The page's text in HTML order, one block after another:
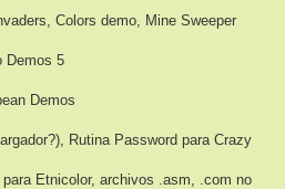
Colors demo, Mine Sweeper
Demos 5
Demos
Rutina Password para Crazy
Etnicolor, archivos .asm, .com no